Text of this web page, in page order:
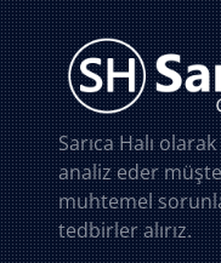
Sarıca Halı
analiz eder
muhtemel
tedbirler alırız.